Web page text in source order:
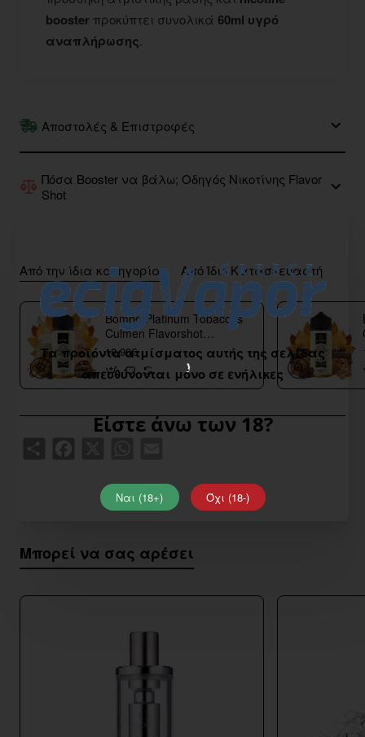
Τα προϊόντα ατμίσματος αυτής της σελίδας
απευθύνονται μόνο σε ενήλικες
Είστε άνω των 18?
Ναι (18+) Όχι (18-)
booster προκύπτει συνολικά 60ml υγρό
αναπλήρωσης
Αποστολές & Επιστροφές
Πόσα Booster να βάλω; Οδηγός Νικοτίνης Flavor
Shot
Από την ίδια κατηγορία Από Ίδιο Κατασκευαστή
Bombo Platinum Tobaccos
Culmen Flavorshot
40/120ml
18,90€
Μπορεί να σας αρέσει